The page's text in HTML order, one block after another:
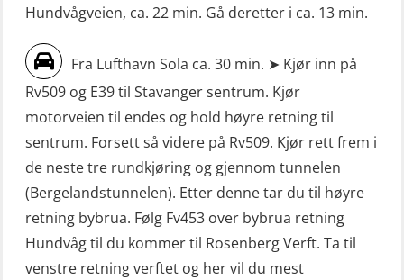
FF1200 simulator (OSEBLE007)
Livbåtfører grunnkurs m/E-læring
FF48 og FF1000D (OSEBLE004)
Livbåtfører grunnkurs m/E-læring
Konvensjonell livbåt (OSEBLE005)
Livbåtfører konvensjonell livbåt –
grunnleggende (OSE135)
Livbåtfører konvensjonell repetisjon
(OSE1361)
(MBS1191)
Ulykkesgransking – Webinar (LSP103)
VHF / SRC 2 dager (ORC104)
Videregående sikkerhetsopplæring
for skipsoffiserer (MBS100)
Hundvågveien, ca. 22 min. Gå deretter i ca. 13 min.
Fra Lufthavn Sola ca. 30 min. ➤ Kjør inn på
Rv509 og E39 til Stavanger sentrum. Kjør
motorveien til endes og hold høyre retning til
sentrum. Forsett så videre på Rv509. Kjør rett frem i
de neste tre rundkjøring og gjennom tunnelen
(Bergelandstunnelen). Etter denne tar du til høyre
retning bybrua. Følg Fv453 over bybrua retning
Hundvåg til du kommer til Rosenberg Verft. Ta til
venstre retning verftet og her vil du mest